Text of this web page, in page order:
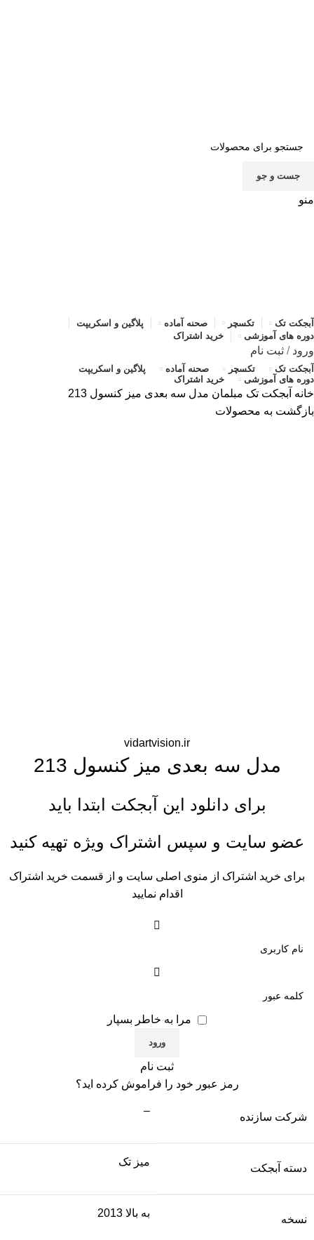
جست و جو
منو
آبجکت تک تکسچر صحنه آماده
پلاگین و اسکریپت
دوره های آموزشی
خرید اشتراک
ورود / ثبت نام
آبجکت تک تکسچر صحنه آماده
پلاگین و اسکریپت
دوره های آموزشی
خرید اشتراک
خانه آبجکت تک مبلمان مدل سه بعدی میز کنسول 213
بازگشت به محصولات
vidartvision.ir
مدل سه بعدی میز کنسول 213
برای دانلود این آبجکت ابتدا باید
عضو سایت و سپس اشتراک ویژه تهیه کنید
برای خرید اشتراک از منوی اصلی سایت و از قسمت خرید اشتراک
اقدام نمایید
مرا به خاطر بسپار
ثبت نام
رمز عبور خود را فراموش کرده اید؟
شرکت سازنده
–
دسته آبجکت
میز تک
نسخه
به بالا 2013